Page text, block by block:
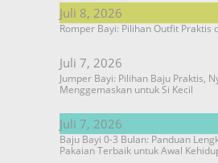
Juli 8, 2026
Romper Bayi: Pilihan Outfit Praktis
Juli 7, 2026
Jumper Bayi: Pilihan Baju Praktis,
Menggemaskan untuk Si Kecil
Juli 7, 2026
Baju Bayi 0-3 Bulan: Panduan
Pakaian Terbaik untuk Awal